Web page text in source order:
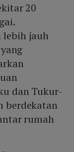
20
lebih jauh
dan Tukur-
berdekatan
rumah